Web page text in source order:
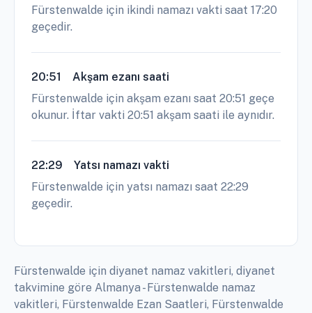
Fürstenwalde için ikindi namazı vakti saat 17:20
geçedir.
20:51
Akşam ezanı saati
Fürstenwalde için akşam ezanı saat 20:51 geçe
okunur. İftar vakti 20:51 akşam saati ile aynıdır.
22:29
Yatsı namazı vakti
Fürstenwalde için yatsı namazı saat 22:29
geçedir.
Fürstenwalde için diyanet namaz vakitleri, diyanet
takvimine göre Almanya - Fürstenwalde namaz
vakitleri, Fürstenwalde Ezan Saatleri, Fürstenwalde